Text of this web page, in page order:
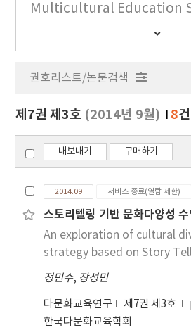
Multicultural Education
간
행
보
기
권호리스트/논문검색
제7권 제3호 (2014년 9월) 8건
내보내기 구매하기
2014.09 서비스 종료(열람 제한)
스토리텔링 기반 문화다양성
An exploration of cultural
strategy based on Story
정민수, 장성민
다문화교육연구 제7권 제3호
한국다문화교육학회